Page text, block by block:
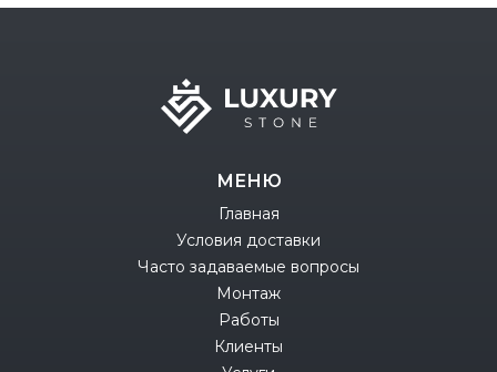
МЕНЮ
Главная
Условия доставки
Часто задаваемые вопросы
Монтаж
Работы
Клиенты